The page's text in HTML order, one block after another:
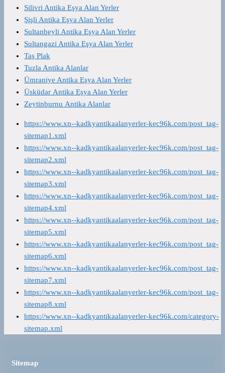
Silivri Antika Eşya Alan Yerler
Şişli Antika Eşya Alan Yerler
Sultanbeyli Antika Eşya Alan Yerler
Sultangazi Antika Eşya Alan Yerler
Taş Plak
Tuzla Antika Alanlar
Ümraniye Antika Eşya Alan Yerler
Üsküdar Antika Eşya Alan Yerler
Zeytinburnu Antika Alanlar
https://www.xn--kadkyantikaalanyerler-kec96k.com/post_tag-
sitemap1.xml
https://www.xn--kadkyantikaalanyerler-kec96k.com/post_tag-
sitemap2.xml
https://www.xn--kadkyantikaalanyerler-kec96k.com/post_tag-
sitemap3.xml
https://www.xn--kadkyantikaalanyerler-kec96k.com/post_tag-
sitemap4.xml
https://www.xn--kadkyantikaalanyerler-kec96k.com/post_tag-
sitemap5.xml
https://www.xn--kadkyantikaalanyerler-kec96k.com/post_tag-
sitemap6.xml
https://www.xn--kadkyantikaalanyerler-kec96k.com/post_tag-
sitemap7.xml
https://www.xn--kadkyantikaalanyerler-kec96k.com/post_tag-
sitemap8.xml
https://www.xn--kadkyantikaalanyerler-kec96k.com/category-
sitemap.xml
Sitemap